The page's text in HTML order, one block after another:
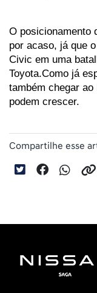
O posicionamento
por acaso, já que
Civic em uma
Toyota.Como já
também chegar
podem crescer.
Compartilhe esse